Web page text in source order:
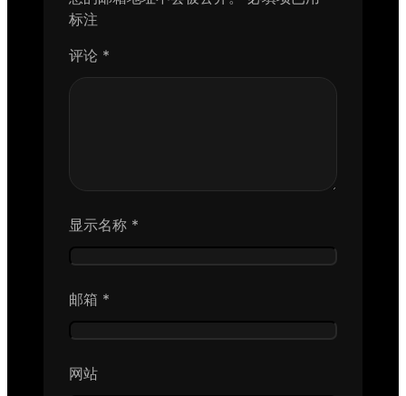
标注
评论 *
显示名称 *
邮箱 *
网站